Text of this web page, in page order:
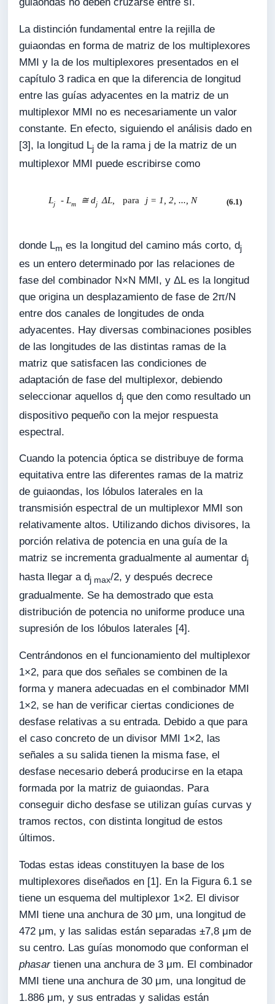
La distinción fundamental entre la rejilla de
guiaondas en forma de matriz de los multiplexores
MMI y la de los multiplexores presentados en el
capítulo 3 radica en que la diferencia de longitud
entre las guías adyacentes en la matriz de un
multiplexor MMI no es necesariamente un valor
constante. En efecto, siguiendo el análisis dado en
[3], la longitud Lj de la rama j de la matriz de un
multiplexor MMI puede escribirse como
donde Lm es la longitud del camino más corto, dj
es un entero determinado por las relaciones de
fase del combinador N×N MMI, y ΔL es la longitud
que origina un desplazamiento de fase de 2π/N
entre dos canales de longitudes de onda
adyacentes. Hay diversas combinaciones posibles
de las longitudes de las distintas ramas de la
matriz que satisfacen las condiciones de
adaptación de fase del multiplexor, debiendo
seleccionar aquellos dj que den como resultado un
dispositivo pequeño con la mejor respuesta
espectral.
Cuando la potencia óptica se distribuye de forma
equitativa entre las diferentes ramas de la matriz
de guiaondas, los lóbulos laterales en la
transmisión espectral de un multiplexor MMI son
relativamente altos. Utilizando dichos divisores, la
porción relativa de potencia en una guía de la
matriz se incrementa gradualmente al aumentar dj
hasta llegar a dj max/2, y después decrece
gradualmente. Se ha demostrado que esta
distribución de potencia no uniforme produce una
supresión de los lóbulos laterales [4].
Centrándonos en el funcionamiento del multiplexor
1×2, para que dos señales se combinen de la
forma y manera adecuadas en el combinador MMI
1×2, se han de verificar ciertas condiciones de
desfase relativas a su entrada. Debido a que para
el caso concreto de un divisor MMI 1×2, las
señales a su salida tienen la misma fase, el
desfase necesario deberá producirse en la etapa
formada por la matriz de guiaondas. Para
conseguir dicho desfase se utilizan guías curvas y
tramos rectos, con distinta longitud de estos
últimos.
Todas estas ideas constituyen la base de los
multiplexores diseñados en [1]. En la Figura 6.1 se
tiene un esquema del multiplexor 1×2. El divisor
MMI tiene una anchura de 30 μm, una longitud de
472 μm, y las salidas están separadas ±7,8 μm de
su centro. Las guías monomodo que conforman el
phasartienen una anchura de 3 μm. El combinador
MMI tiene una anchura de 30 μm, una longitud de
1.886 μm, y sus entradas y salidas están